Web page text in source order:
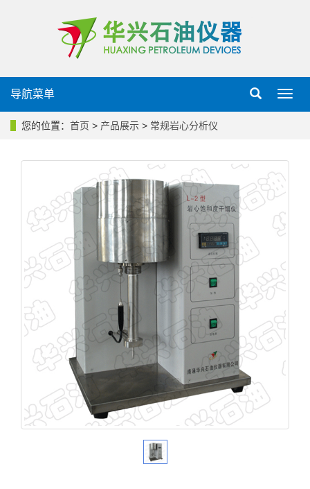
导
导航菜单
您的位置： 首页 > 产品展示 > 常规岩心分析仪